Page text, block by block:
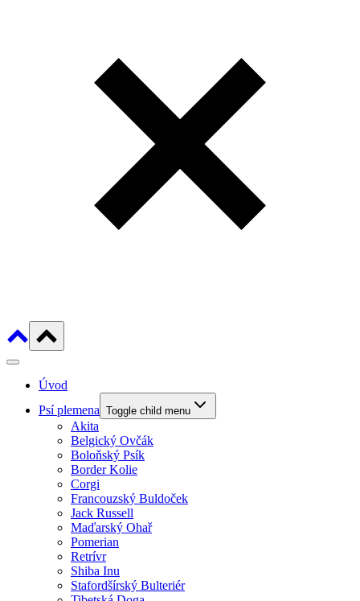
Úvod
Psí plemena Toggle child menu
Akita
Belgický Ovčák
Boloňský Psík
Border Kolie
Corgi
Francouzský Buldoček
Jack Russell
Maďarský Ohař
Pomerian
Retrívr
Shiba Inu
Stafordšírský Bulteriér